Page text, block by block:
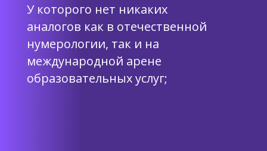
У которого нет никаких
аналогов как в отечественной
нумерологии, так и на
международной арене
образовательных услуг;